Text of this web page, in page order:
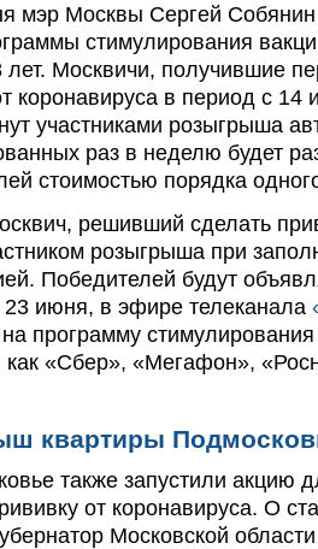
мэр Москвы Сергей Собянин
стимулирования
лет. Москвичи, получившие
коронавируса в период с 14
участниками розыгрыша
раз в неделю будет
стоимостью порядка
решивший сделать
розыгрыша при
Победителей будут
23 июня, в эфире телеканала
программу
как «Сбер», «Мегафон»,
квартиры
также запустили акцию
от коронавируса. О
Московской